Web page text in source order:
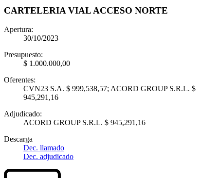
CARTELERIA VIAL ACCESO NORTE
Apertura:
30/10/2023
Presupuesto:
$ 1.000.000,00
Oferentes:
CVN23 S.A. $ 999,538,57; ACORD GROUP S.R.L. $
945,291,16
Adjudicado:
ACORD GROUP S.R.L. $ 945,291,16
Descarga
Dec. llamado
Dec. adjudicado